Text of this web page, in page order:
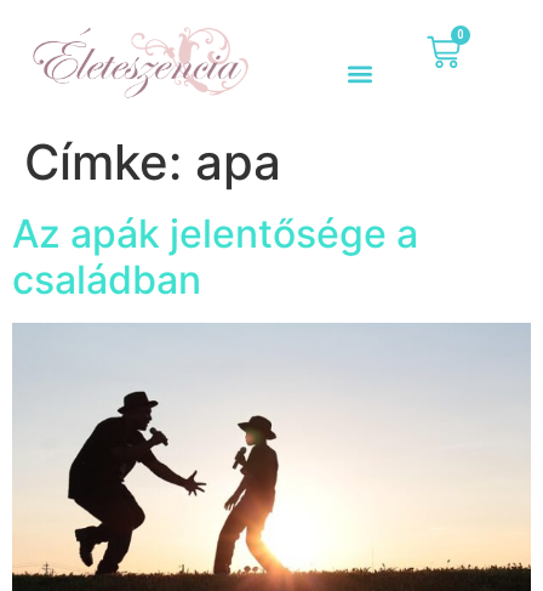
0
Címke: apa
Az apák jelentősége a
családban